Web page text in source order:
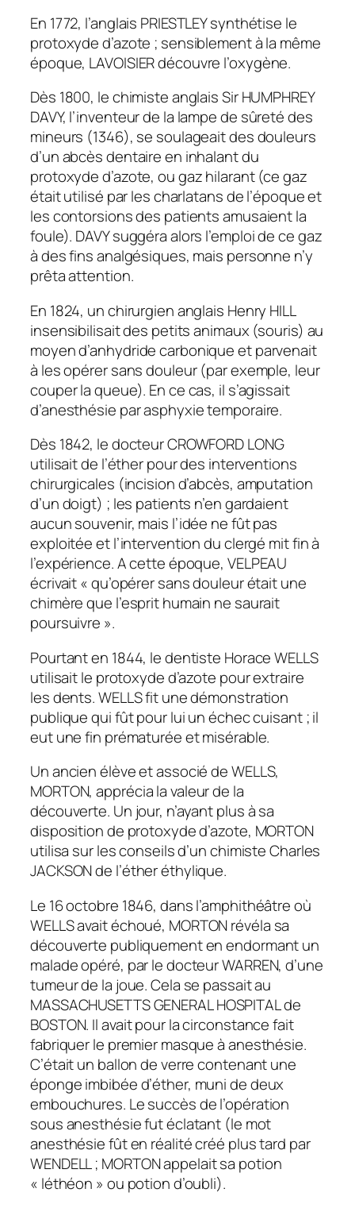
En 1772, l’anglais PRIESTLEY synthétise le
protoxyde d’azote ; sensiblement à la même
époque, LAVOISIER découvre l’oxygène.
Dès 1800, le chimiste anglais Sir HUMPHREY
DAVY, l’inventeur de la lampe de sûreté des
mineurs (1346), se soulageait des douleurs
d’un abcès dentaire en inhalant du
protoxyde d’azote, ou gaz hilarant (ce gaz
était utilisé par les charlatans de l’époque et
les contorsions des patients amusaient la
foule). DAVY suggéra alors l’emploi de ce gaz
à des fins analgésiques, mais personne n’y
prêta attention.
En 1824, un chirurgien anglais Henry HILL
insensibilisait des petits animaux (souris) au
moyen d’anhydride carbonique et parvenait
à les opérer sans douleur (par exemple, leur
couper la queue). En ce cas, il s’agissait
d’anesthésie par asphyxie temporaire.
Dès 1842, le docteur CROWFORD LONG
utilisait de l’éther pour des interventions
chirurgicales (incision d’abcès, amputation
d’un doigt) ; les patients n’en gardaient
aucun souvenir, mais l’idée ne fût pas
exploitée et l’intervention du clergé mit fin à
l’expérience. A cette époque, VELPEAU
écrivait « qu’opérer sans douleur était une
chimère que l’esprit humain ne saurait
poursuivre ».
Pourtant en 1844, le dentiste Horace WELLS
utilisait le protoxyde d’azote pour extraire
les dents. WELLS fit une démonstration
publique qui fût pour lui un échec cuisant ; il
eut une fin prématurée et misérable.
Un ancien élève et associé de WELLS,
MORTON, apprécia la valeur de la
découverte. Un jour, n’ayant plus à sa
disposition de protoxyde d’azote, MORTON
utilisa sur les conseils d’un chimiste Charles
JACKSON de l’éther éthylique.
Le 16 octobre 1846, dans l’amphithéâtre où
WELLS avait échoué, MORTON révéla sa
découverte publiquement en endormant un
malade opéré, par le docteur WARREN, d’une
tumeur de la joue. Cela se passait au
MASSACHUSETTS GENERAL HOSPITAL de
BOSTON. Il avait pour la circonstance fait
fabriquer le premier masque à anesthésie.
C’était un ballon de verre contenant une
éponge imbibée d’éther, muni de deux
embouchures. Le succès de l’opération
sous anesthésie fut éclatant (le mot
anesthésie fût en réalité créé plus tard par
WENDELL ; MORTON appelait sa potion
« léthéon » ou potion d’oubli).